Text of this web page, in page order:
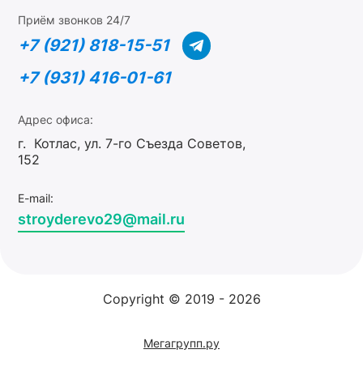
Приём звонков 24/7
+7 (921) 818-15-51
+7 (931) 416-01-61
Адрес офиса:
г. Котлас, ул. 7-го Съезда Советов,
152
E-mail:
stroyderevo29@mail.ru
Copyright © 2019 - 2026
Мегагрупп.ру